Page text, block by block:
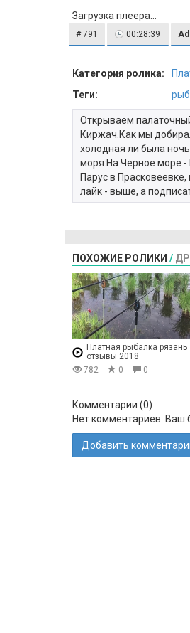
Загрузка плеера...
# 791 00:28:39
Категория ролика:
Теги:
Открываем
Киржач.Как мы
холодная ли была
моря:На Черное море
Парус в
лайк - выше, а
ПОХОЖИЕ РОЛИКИ /
Платная рыбалка рязань
отзывы 2018
782
0 0
Комментарии (0)
Нет комментариев. Ваш
Добавить